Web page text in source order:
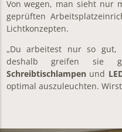
Von wegen, man sieht nur
geprüften
Lichtkonzepten.
„Du arbeitest nur so gut,
deshalb greifen sie
Schreibtischlampenund
optimal auszuleuchten.